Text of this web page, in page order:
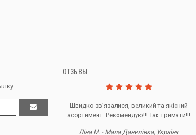
ОТЗЫВЫ
супер.
Швидко звʼязалися, великий та якісний
асортимент. Рекомендую!!! Так тримати!!!
Ліна М. - Мала Данилівка, Україна